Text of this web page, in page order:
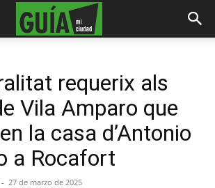
requerix als
Vila Amparo que
la casa d’Antonio
a Rocafort
- 27 de marzo de 2025